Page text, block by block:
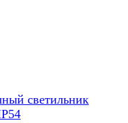
светильник